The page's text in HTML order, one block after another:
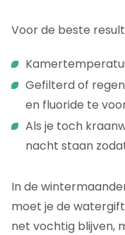
Voor de beste
Gefilterd of
en fluoride te
Als je toch
nacht staan
In de
moet je de
net vochtig blijven,